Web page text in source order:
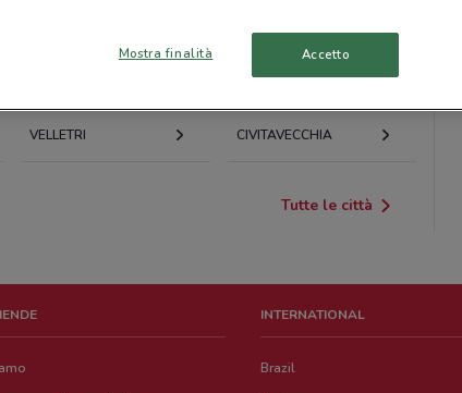
GUIDONIA
MONTECELIO
VELLETRI CIVITAVECCHIA
Tutte le città
INTERNATIONAL
Brazil
Mostra finalità Accetto